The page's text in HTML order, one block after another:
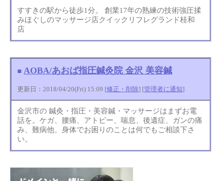
すすきの駅から徒歩1分。 創業17年の熟練の技術強圧揉
みほぐしのマッサージ店クイックリフレグランド桂和
店
■ AOBA/あおば指圧鍼灸院 金沢 美容鍼
更新日：2018/04/20(Fri) 15:09 [修正・削除] [管理者に通知]
金沢市の 鍼灸・指圧・美容鍼・マッサージはまずお電
話を。ケガ、腰痛、アトピー、喘息、後遺症、ガンの痛
み、難病他、身体でお困りのことは何でもご相談下さ
い。